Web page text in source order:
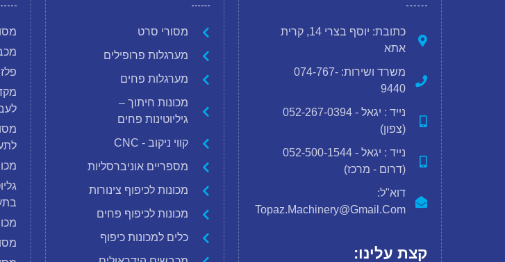
כתובת: יוסף בצרי 14, קרית
אתא
משרד ושירות: 074-767-
9440
נייד : יגאל - 052-267-0394
(צפון)
נייד : יגאל - 052-500-1544
(דרום - מרכז)
דוא"ל:
Topaz.machinery@gmail.com
קצת עלינו:
מסורי סרט
מערגלות פרופילים
מערגלות פחים
מכונות חיתוך –
גיליוטינות פחים
קווי ניקוב - CNC
מספריים אוניברסליות
מכונות לכיפוף צינורות
מכונות לכיפוף פחים
כלים למכונות כיפוף